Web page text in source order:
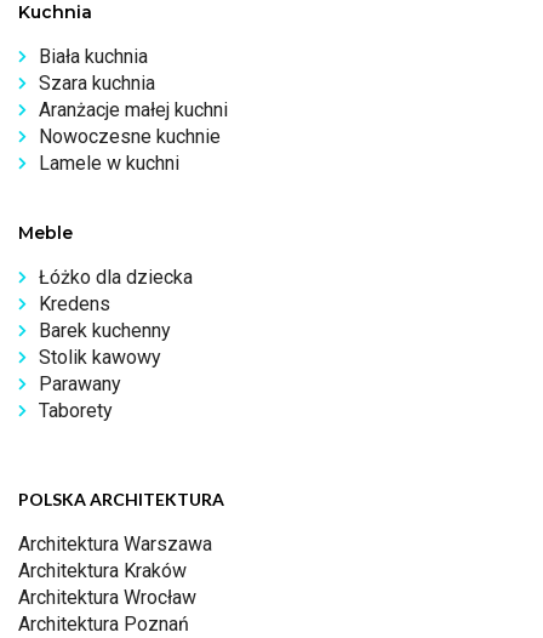
Kuchnia
Biała kuchnia
Szara kuchnia
Aranżacje małej kuchni
Nowoczesne kuchnie
Lamele w kuchni
Meble
Łóżko dla dziecka
Kredens
Barek kuchenny
Stolik kawowy
Parawany
Taborety
POLSKA ARCHITEKTURA
Architektura Warszawa
Architektura Kraków
Architektura Wrocław
Architektura Poznań